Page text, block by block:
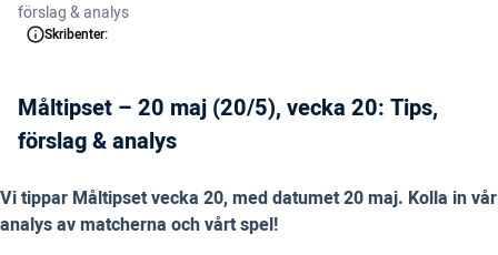
förslag & analys
Skribenter:
Måltipset – 20 maj (20/5), vecka 20: Tips,
förslag & analys
Vi tippar Måltipset vecka 20, med datumet 20 maj. Kolla in vår
analys av matcherna och vårt spel!